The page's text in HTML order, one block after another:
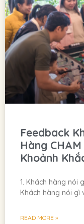
Feedback
Hàng
Khoảnh
1. Khách hàng nói
Khách hàng nói gì
READ MORE »